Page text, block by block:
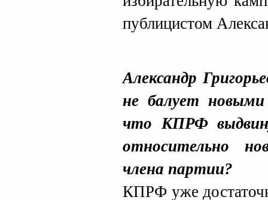
публицистом
Александр
не балует новыми
что КПРФ
относительно
члена партии?
КПРФ уже